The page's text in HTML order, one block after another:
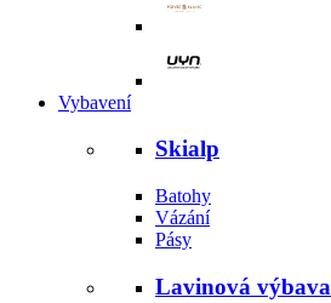
Vybavení
Skialp
Batohy
Vázání
Pásy
Lavinová výbava